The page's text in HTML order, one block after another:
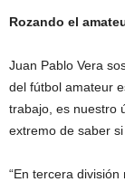
Rozando el
Juan Pablo Vera
del fútbol amateur
trabajo, es nuestro
extremo de saber
“En tercera